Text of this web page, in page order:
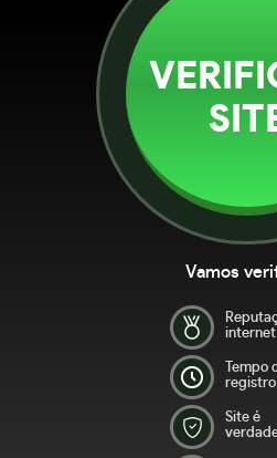
Vamos
internet
Tempo
registro
Site é